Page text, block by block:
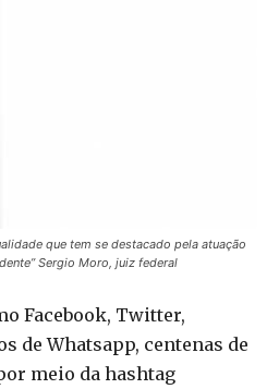
que tem se destacado pela atuação
Sergio Moro, juiz federal
Facebook, Twitter,
de Whatsapp, centenas de
meio da hashtag